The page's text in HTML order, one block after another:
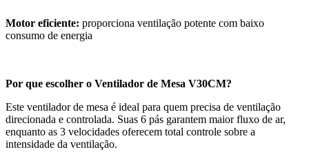
Motor eficiente: proporciona ventilação potente com baixo
consumo de energia
Por que escolher o Ventilador de Mesa V30CM?
Este ventilador de mesa é ideal para quem precisa de ventilação
direcionada e controlada. Suas 6 pás garantem maior fluxo de ar,
enquanto as 3 velocidades oferecem total controle sobre a
intensidade da ventilação.